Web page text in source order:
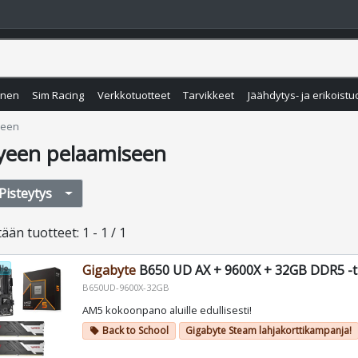
Sim Racing Verkkotuotteet Tarvikkeet Jäähdytys- ja
pelaamiseen
Pisteytys
tuotteet: 1 - 1 / 1
GigabyteB650 UD AX + 9600X + 32GB DDR5
B650UD-9600X-32GB
AM5 kokoonpano aluille edullisesti!
local_offer Back to School Gigabyte Steam lahjakorttikampanja!